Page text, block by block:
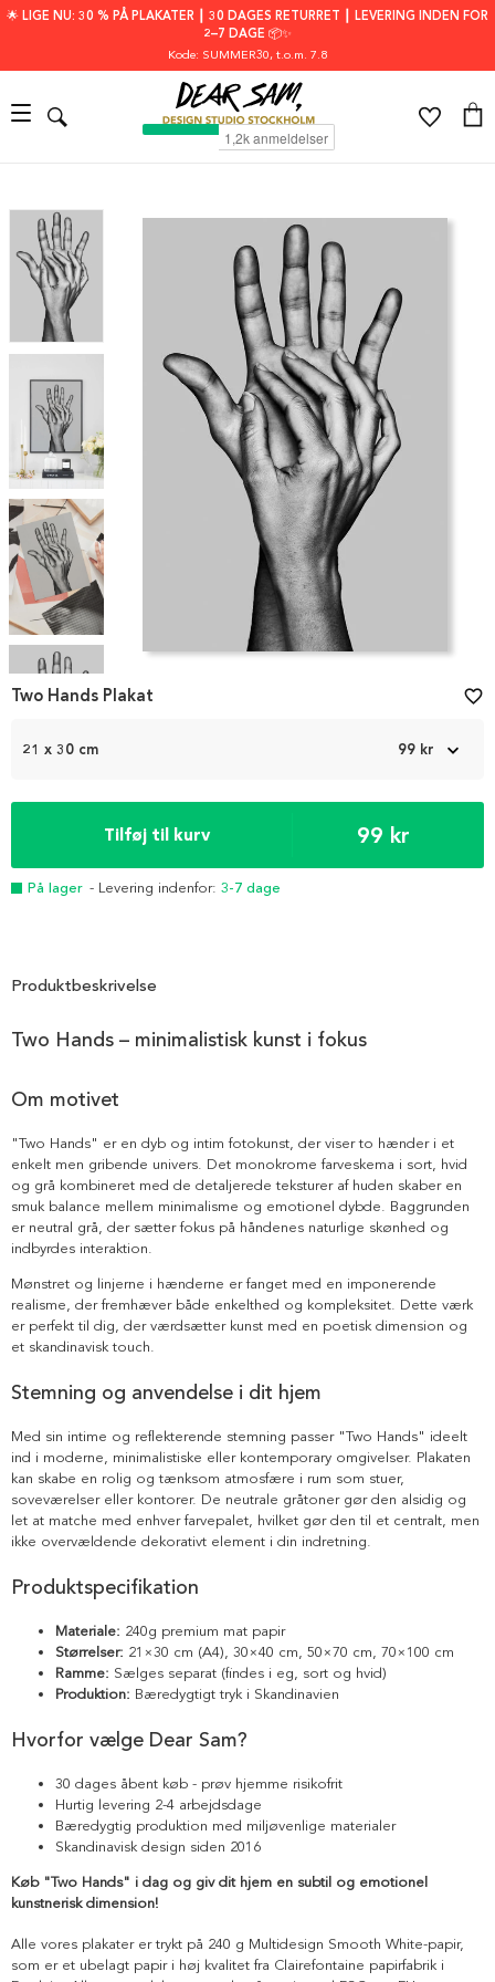
🌟 LIGE NU: 30 % PÅ PLAKATER ┃ 30 DAGES RETURRET ┃ LEVERING INDEN FOR
2–7 DAGE 📦✨
Kode: SUMMER30, t.o.m. 7.8
Item
1
21 x 30 cm 99 kr
Tilføj til kurv 99 kr
På lager - Levering indenfor: 3-7 dage
Two Hands Plakat favorite_border
Produktbeskrivelse
Two Hands – minimalistisk kunst i fokus
Om motivet
"Two Hands" er en dyb og intim fotokunst, der viser to hænder i et
enkelt men gribende univers. Det monokrome farveskema i sort, hvid
og grå kombineret med de detaljerede teksturer af huden skaber en
smuk balance mellem minimalisme og emotionel dybde. Baggrunden
er neutral grå, der sætter fokus på håndenes naturlige skønhed og
indbyrdes interaktion.
Mønstret og linjerne i hænderne er fanget med en imponerende
realisme, der fremhæver både enkelthed og kompleksitet. Dette værk
er perfekt til dig, der værdsætter kunst med en poetisk dimension og
et skandinavisk touch.
Stemning og anvendelse i dit hjem
Med sin intime og reflekterende stemning passer "Two Hands" ideelt
ind i moderne, minimalistiske eller kontemporary omgivelser. Plakaten
kan skabe en rolig og tænksom atmosfære i rum som stuer,
soveværelser eller kontorer. De neutrale gråtoner gør den alsidig og
let at matche med enhver farvepalet, hvilket gør den til et centralt, men
ikke overvældende dekorativt element i din indretning.
Produktspecifikation
Materiale: 240g premium mat papir
Størrelser: 21×30 cm (A4), 30×40 cm, 50×70 cm, 70×100 cm
Ramme: Sælges separat (findes i eg, sort og hvid)
Produktion: Bæredygtigt tryk i Skandinavien
Hvorfor vælge Dear Sam?
30 dages åbent køb - prøv hjemme risikofrit
Hurtig levering 2-4 arbejdsdage
Bæredygtig produktion med miljøvenlige materialer
Skandinavisk design siden 2016
Køb "Two Hands" i dag og giv dit hjem en subtil og emotionel
kunstnerisk dimension!
Alle vores plakater er trykt på 240 g Multidesign Smooth White-papir,
som er et ubelagt papir i høj kvalitet fra Clairefontaine papirfabrik i